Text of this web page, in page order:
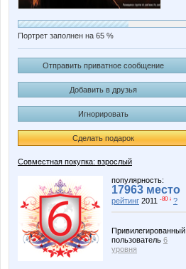
Портрет заполнен на 65 %
Отправить приватное сообщение
Добавить в друзья
Игнорировать
Сделать подарок
Совместная покупка: взрослый
популярность:
17963 место
рейтинг 2011 -80 ↓ ?
Привилегированный
пользователь 6
уровня